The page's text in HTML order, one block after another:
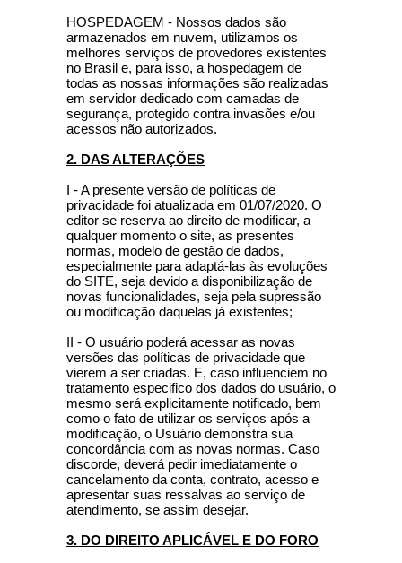
HOSPEDAGEM - Nossos dados são
armazenados em nuvem, utilizamos os
melhores serviços de provedores existentes
no Brasil e, para isso, a hospedagem de
todas as nossas informações são realizadas
em servidor dedicado com camadas de
segurança, protegido contra invasões e/ou
acessos não autorizados.
2. DAS ALTERAÇÕES
I - A presente versão de políticas de
privacidade foi atualizada em 01/07/2020. O
editor se reserva ao direito de modificar, a
qualquer momento o site, as presentes
normas, modelo de gestão de dados,
especialmente para adaptá-las às evoluções
do SITE, seja devido a disponibilização de
novas funcionalidades, seja pela supressão
ou modificação daquelas já existentes;
II - O usuário poderá acessar as novas
versões das políticas de privacidade que
vierem a ser criadas. E, caso influenciem no
tratamento especifico dos dados do usuário, o
mesmo será explicitamente notificado, bem
como o fato de utilizar os serviços após a
modificação, o Usuário demonstra sua
concordância com as novas normas. Caso
discorde, deverá pedir imediatamente o
cancelamento da conta, contrato, acesso e
apresentar suas ressalvas ao serviço de
atendimento, se assim desejar.
3. DO DIREITO APLICÁVEL E DO FORO